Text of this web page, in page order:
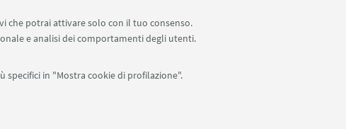
che potrai attivare solo con il tuo consenso.
e analisi dei comportamenti degli utenti.
specifici in "Mostra cookie di profilazione".